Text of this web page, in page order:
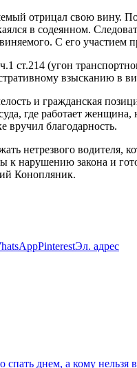
отрицал свою вину.
в содеянном.
С его участием
ст.214 (угон
взысканию в
и гражданская
где работает
вручил благодарность.
нетрезвого
к нарушению закона и
Конопляник.
PinterestЭл. адрес
днем, а кому нельзя